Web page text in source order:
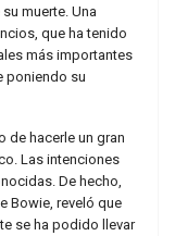
muerte. Una
que ha tenido
más importantes
poniendo su
de hacerle un gran
Las intenciones
De hecho,
Bowie, reveló que
se ha podido llevar